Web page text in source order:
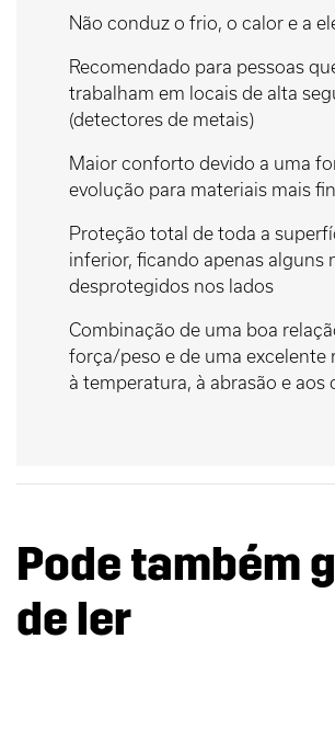
Não conduz o frio, o calor e a
Recomendado para pessoas
trabalham em locais de alta
(detectores de metais)
Maior conforto devido a uma
evolução para materiais mais
Proteção total de toda a
inferior, ficando apenas alguns
desprotegidos nos lados
Combinação de uma boa
força/peso e de uma excelente
à temperatura, à abrasão e aos
Pode também
de ler